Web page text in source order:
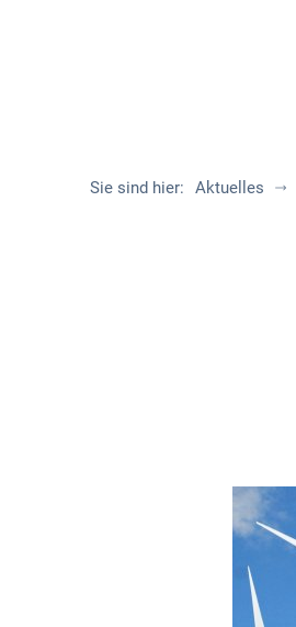
Sie sind hier: Aktuelles